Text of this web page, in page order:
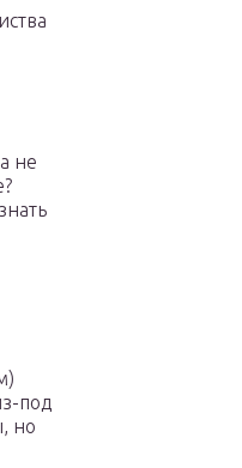
не
под
но